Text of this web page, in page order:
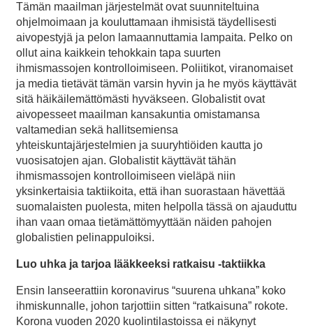
Tämän maailman järjestelmät ovat suunniteltuina
ohjelmoimaan ja kouluttamaan ihmisistä täydellisesti
aivopestyjä ja pelon lamaannuttamia lampaita. Pelko on
ollut aina kaikkein tehokkain tapa suurten
ihmismassojen kontrolloimiseen. Poliitikot, viranomaiset
ja media tietävät tämän varsin hyvin ja he myös käyttävät
sitä häikäilemättömästi hyväkseen. Globalistit ovat
aivopesseet maailman kansakuntia omistamansa
valtamedian sekä hallitsemiensa
yhteiskuntajärjestelmien ja suuryhtiöiden kautta jo
vuosisatojen ajan. Globalistit käyttävät tähän
ihmismassojen kontrolloimiseen vieläpä niin
yksinkertaisia taktiikoita, että ihan suorastaan hävettää
suomalaisten puolesta, miten helpolla tässä on ajauduttu
ihan vaan omaa tietämättömyyttään näiden pahojen
globalistien pelinappuloiksi.
Luo uhka ja tarjoa lääkkeeksi ratkaisu -taktiikka
Ensin lanseerattiin koronavirus “suurena uhkana” koko
ihmiskunnalle, johon tarjottiin sitten “ratkaisuna” rokote.
Korona vuoden 2020 kuolintilastoissa ei näkynyt